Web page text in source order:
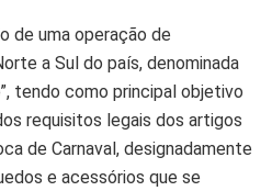
de uma operação de
a Sul do país, denominada
tendo como principal objetivo
requisitos legais dos artigos
de Carnaval, designadamente
e acessórios que se